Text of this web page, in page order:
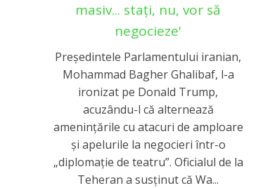
masiv... stați, nu, vor să
negocieze'
Președintele Parlamentului iranian,
Mohammad Bagher Ghalibaf, l-a
ironizat pe Donald Trump,
acuzându-l că alternează
amenințările cu atacuri de amploare
și apelurile la negocieri într-o
„diplomație de teatru”. Oficialul de la
Teheran a susținut că Wa...